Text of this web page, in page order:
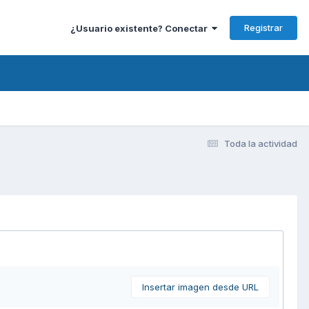
¿Usuario existente? Conectar Registrar
Toda la actividad
Insertar imagen desde URL